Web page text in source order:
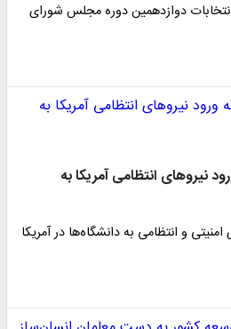
دوازدهمین دوره مجلس شورای
نیروهای انتظامی آمریکا به
و انتظامی به دانشگاه‌ها در آمریکا